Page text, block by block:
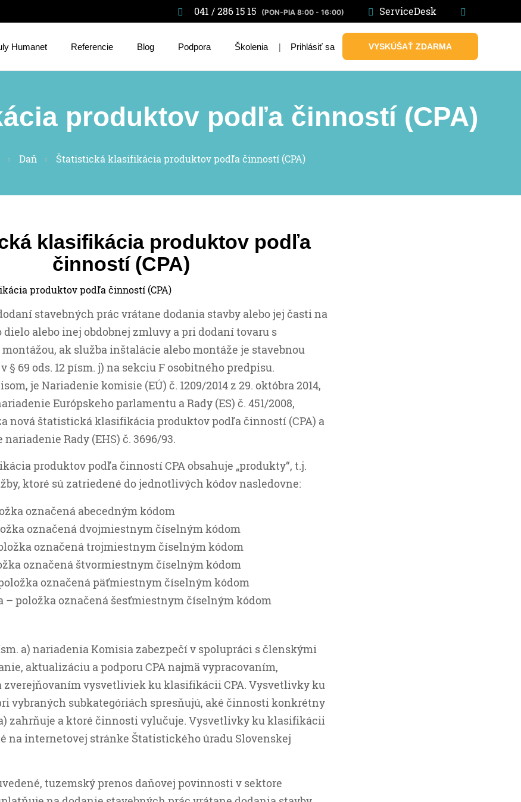
041 / 286 15 15 (PON-PIA 8:00 - 16:00) ServiceDesk
Humanet Referencie Blog Podpora Školenia | Prihlásiť sa VYSKÚŠAŤ ZDARMA
produktov podľa činností (CPA)
Daň Štatistická klasifikácia produktov podľa činností (CPA)
klasifikácia produktov podľa
činností (CPA)
stavebných prác vrátane dodania stavby alebo jej časti na
alebo inej obdobnej zmluvy a pri dodaní tovaru s
ak služba inštalácie alebo montáže je stavebnou
§ 69 ods. 12 písm. j) na sekciu F osobitného predpisu.
je Nariadenie komisie (EÚ) č. 1209/2014 z 29. októbra 2014,
Európskeho parlamentu a Rady (ES) č. 451/2008,
nová štatistická klasifikácia produktov podľa činností (CPA) a
Rady (EHS) č. 3696/93.
produktov podľa činností CPA obsahuje „produkty“, t.j.
ktoré sú zatriedené do jednotlivých kódov nasledovne:
označená abecedným kódom
označená dvojmiestnym číselným kódom
označená trojmiestnym číselným kódom
označená štvormiestnym číselným kódom
označená päťmiestnym číselným kódom
– položka označená šesťmiestnym číselným kódom
a) nariadenia Komisia zabezpečí v spolupráci s členskými
aktualizáciu a podporu CPA najmä vypracovaním,
zverejňovaním vysvetliviek ku klasifikácii CPA. Vysvetlivky ku
vybraných subkategóriách spresňujú, aké činnosti konkrétny
zahrňuje a ktoré činnosti vylučuje. Vysvetlivky ku klasifikácii
na internetovej stránke Štatistického úradu Slovenskej
tuzemský prenos daňovej povinnosti v sektore